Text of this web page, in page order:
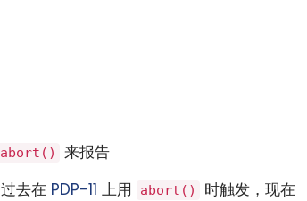
abort() 来报告
去在 PDP-11 上用 abort()
时触发，现在